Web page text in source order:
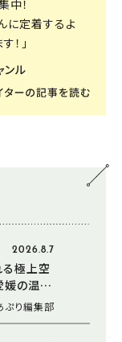
中！
に定着するよ
！」
ンル
2026.8.7
る極上空
媛の温泉
ぷり編集部